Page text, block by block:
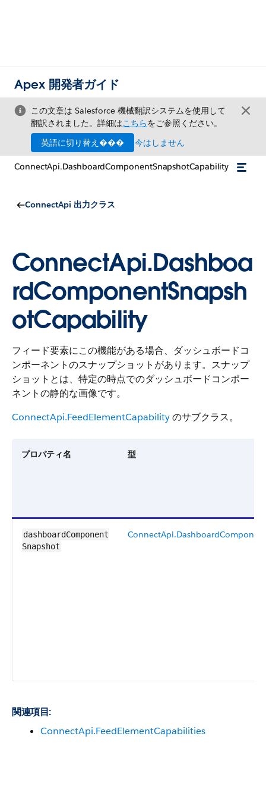
Apex 開発者ガイド
この文章は Salesforce 機械翻訳システムを使用して
翻訳されました。詳細はこちらをご参照ください。
英語に切り替え���
今はしません
ConnectApi.DashboardComponentSnapshotCapability
ConnectApi 出力クラス
ConnectApi.Dashboa
rdComponentSnapsh
otCapability
フィード要素にこの機能がある場合、ダッシュボードコ
ンポーネントのスナップショットがあります。スナップ
ショットとは、特定の時点でのダッシュボードコンポー
ネントの静的な画像です。
ConnectApi.FeedElementCapabilityのサブクラス。
プロパティ名 型
dashboardComponent​
Snapshot
関連項目:
ConnectApi.FeedElementCapabilities